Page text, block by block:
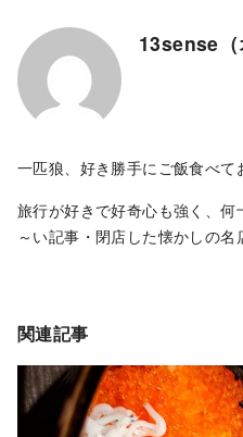
13sense（
一匹狼、好き勝手にご飯食べて
旅行が好きで好奇心も強く、
～い記事・閉店した懐かしの名
関連記事